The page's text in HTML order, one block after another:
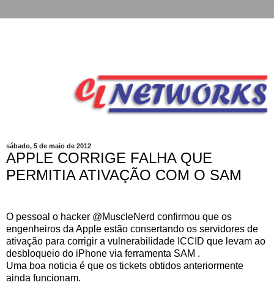
sábado, 5 de maio de 2012
APPLE CORRIGE FALHA QUE
PERMITIA ATIVAÇÃO COM O SAM
O pessoal o hacker @MuscleNerd confirmou que os
engenheiros da Apple estão consertando os servidores de
ativação para corrigir a vulnerabilidade ICCID que levam ao
desbloqueio do iPhone via ferramenta SAM .
Uma boa noticia é que os tickets obtidos anteriormente
ainda funcionam.